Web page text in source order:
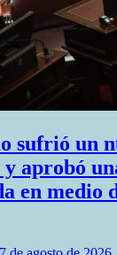
sufrió un
y aprobó
en medio